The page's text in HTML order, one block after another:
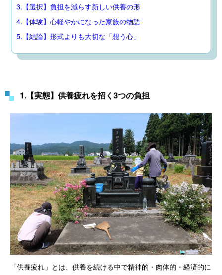
3.【選択】負担を減らす新しい供養の形
4.【体験】心軽やかになった家族の物語
5.【結論】形式よりも大切な「想う心」
1.【実態】供養疲れを招く3つの負担
「供養疲れ」とは、供養を続ける中で精神的・肉体的・経済的に